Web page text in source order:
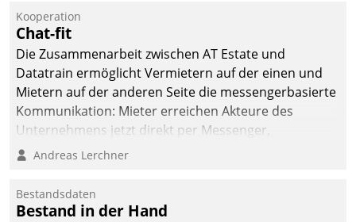
kommunale Wohnungsbauunternehmen daher
gemeinsam mit der Berliner Datatrain GmbH den
Teilprozess der Objektsanierung digitalisiert.
Kooperation
Chat-fit
Die Zusammenarbeit zwischen AT Estate und
Datatrain ermöglicht Vermietern auf der einen und
Mietern auf der anderen Seite die messengerbasierte
Kommunikation: Mieter erreichen Akteure des
Unternehmens jetzt direkt per Messenger,
Mitarbeiter oder Dienstleister empfangen oder
Andreas Lerchner
Bestandsdaten
Bestand in der Hand